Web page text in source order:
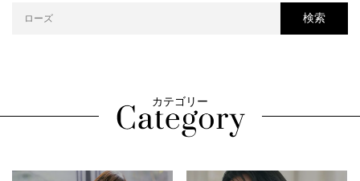
検索
カテゴリー